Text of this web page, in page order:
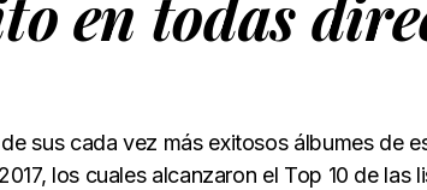
en todas
sus cada vez más exitosos álbumes de
los cuales alcanzaron el Top 10 de